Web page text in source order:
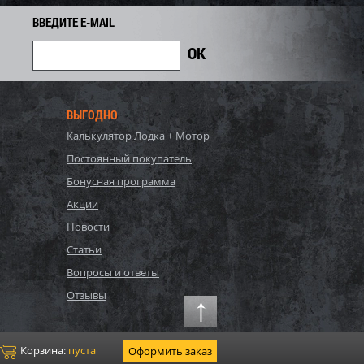
Экономия 740 Экономия
Bestway, Стальной
16296л...
Экономия
P20-2052-S, Polygroup,
Каркасный бассейн
549х274х132см, 17203л...
86 000 i 81 700
4 300 Экономия
ВВЕДИТЕ E-MAIL
ВЫГОДНО
Калькулятор Лодка + Мотор
Постоянный покупатель
Бонусная программа
Акции
Новости
Статьи
Вопросы и ответы
Отзывы
Корзина: пуста Оформить заказ